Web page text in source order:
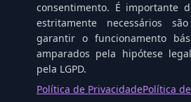
consentimento. É importante
estritamente necessários
garantir o funcionamento
amparados pela hipótese
pela LGPD.
Política de PrivacidadePolítica